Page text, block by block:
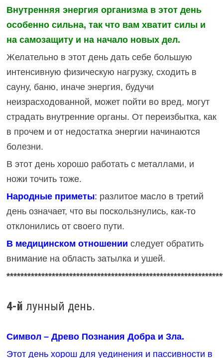
Внутренняя энергия организма в этот день
особенно сильна, так что вам хватит силы и
на самозащиту и на начало новых дел.
Желательно в этот день дать себе большую
интенсивную физическую нагрузку, сходить в
сауну, баню, иначе энергия, будучи
неизрасходованной, может пойти во вред, могут
страдать внутренние органы. От переизбытка, как
в прочем и от недостатка энергии начинаются
болезни.
В этот день хорошо работать с металлами, и
ножи точить тоже.
Народные приметы: разлитое масло в третий
день означает, что вы поскользнулись, как-то
отклонились от своего пути.
В медицинском отношении следует обратить
внимание на область затылка и ушей.
4-й лунный день.
Символ – Древо Познания Добра и Зла.
Этот день хорош для уединения и пассивности в